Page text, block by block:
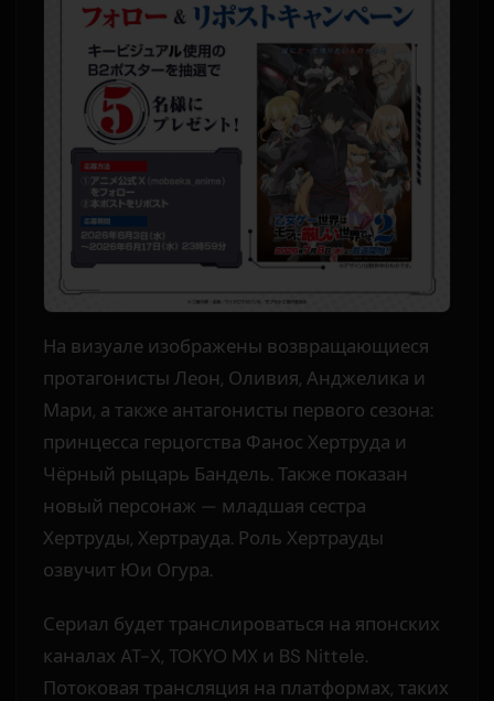
На визуале изображены возвращающиеся
протагонисты Леон, Оливия, Анджелика и
Мари, а также антагонисты первого сезона:
принцесса герцогства Фанос Хертруда и
Чёрный рыцарь Бандель. Также показан
новый персонаж — младшая сестра
Хертруды, Хертрауда. Роль Хертрауды
озвучит Юи Огура.
Сериал будет транслироваться на японских
каналах AT-X, TOKYO MX и BS Nittele.
Потоковая трансляция на платформах, таких